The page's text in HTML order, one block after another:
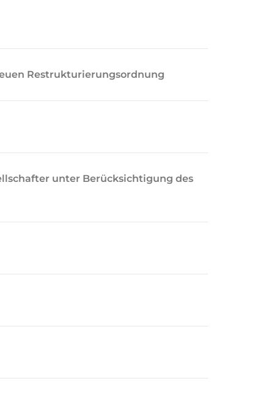
Restrukturierungsordnung
unter Berücksichtigung des